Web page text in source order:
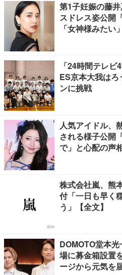
第1子妊娠の藤
スドレス姿公開
「女神様みたい」
「24時間テレ
ES京本大我はろ
ンに挑戦
人気アイドル、
される様子公開
で」と心配の声
株式会社嵐、熊
付「一日も早く
う」【全文】
DOMOTO堂本
場に募金箱設置
ージから元気を